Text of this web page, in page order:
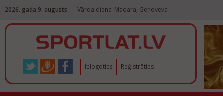
2026. gada 9. augusts Vārda diena: Madara, Genoveva
Ielogoties Reģistrēties